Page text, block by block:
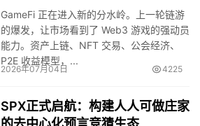
口？
GameFi 正在进入新的分水岭。上一轮链游
的爆发，让市场看到了 Web3 游戏的强动员
能力。资产上链、NFT 交易、公会经济、
P2E 收益模型，...
2026年07月04日 4225
SPX正式启航：构建人人可做庄家